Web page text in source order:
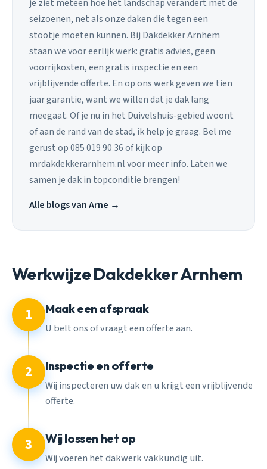
je ziet meteen hoe het landschap verandert met de
seizoenen, net als onze daken die tegen een
stootje moeten kunnen. Bij Dakdekker Arnhem
staan we voor eerlijk werk: gratis advies, geen
voorrijkosten, een gratis inspectie en een
vrijblijvende offerte. En op ons werk geven we tien
jaar garantie, want we willen dat je dak lang
meegaat. Of je nu in het Duivelshuis-gebied woont
of aan de rand van de stad, ik help je graag. Bel me
gerust op 085 019 90 36 of kijk op
mrdakdekkerarnhem.nl voor meer info. Laten we
samen je dak in topconditie brengen!
Alle blogs van Arne →
Werkwijze Dakdekker Arnhem
1 Maak een afspraak
U belt ons of vraagt een offerte aan.
2 Inspectie en offerte
Wij inspecteren uw dak en u krijgt een vrijblijvende
offerte.
3 Wij lossen het op
Wij voeren het dakwerk vakkundig uit.